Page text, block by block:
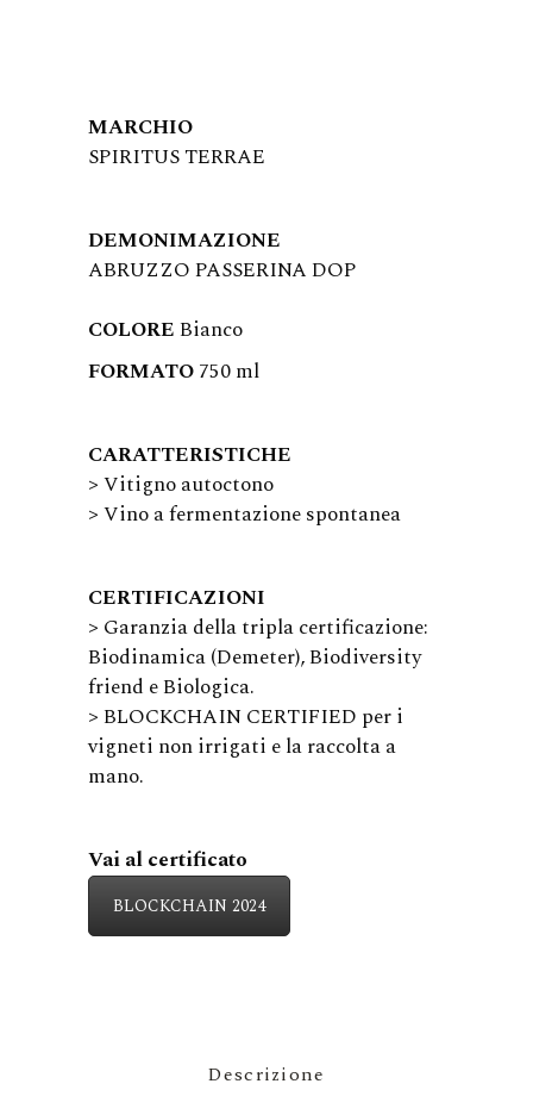
MARCHIO
SPIRITUS TERRAE
DEMONIMAZIONE
ABRUZZO PASSERINA DOP
COLOREBianco
FORMATO750 ml
CARATTERISTICHE
> Vitigno autoctono
> Vino a fermentazione spontanea
CERTIFICAZIONI
> Garanzia della tripla certificazione:
Biodinamica (Demeter), Biodiversity
friend e Biologica.
> BLOCKCHAIN CERTIFIED per i
vigneti non irrigati e la raccolta a
mano.
Vai al certificato
BLOCKCHAIN 2024
Descrizione